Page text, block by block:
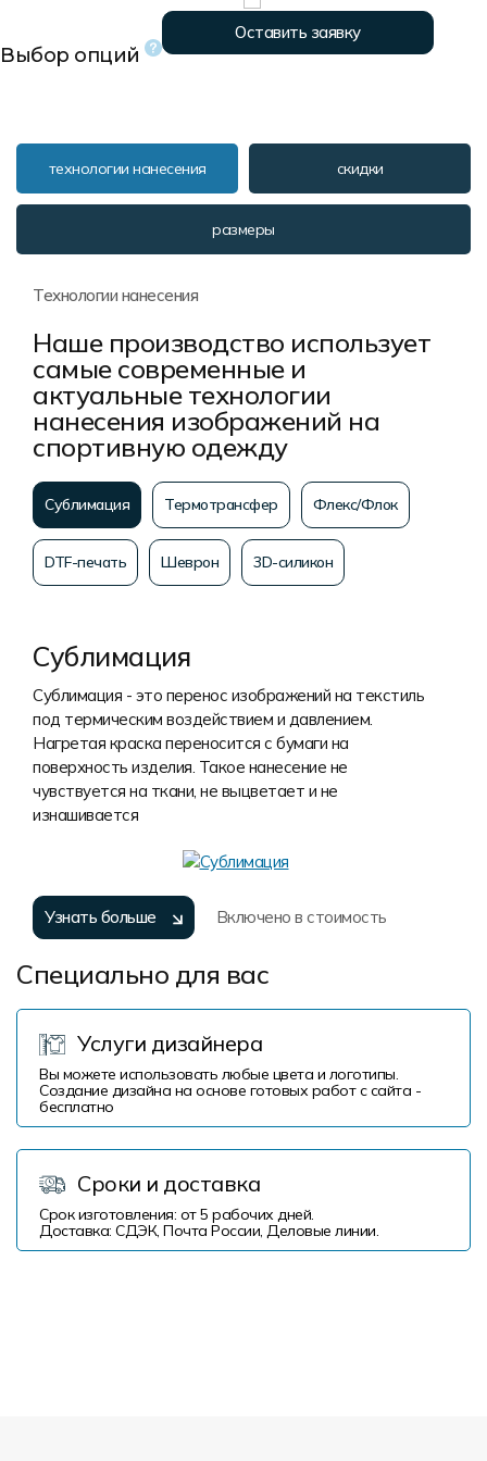
Выбор опций
Оставить заявку
технологии нанесения скидки
размеры
Технологии нанесения
Наше производство использует
самые современные и
актуальные технологии
нанесения изображений на
спортивную одежду
Сублимация Термотрансфер Флекс/Флок
DTF-печать Шеврон 3D-силикон
Сублимация
Сублимация - это перенос изображений на текстиль
под термическим воздействием и давлением.
Нагретая краска переносится с бумаги на
поверхность изделия. Такое нанесение не
чувствуется на ткани, не выцветает и не
изнашивается
Узнать больше Включено в стоимость
Специально для вас
Услуги дизайнера
Вы можете использовать любые цвета и логотипы.
Создание дизайна на основе готовых работ с сайта -
бесплатно
Сроки и доставка
Срок изготовления: от 5 рабочих дней.
Доставка: СДЭК, Почта России, Деловые линии.
Форма в наличии
Распродажа
Реквизиты
Система скидок и наценок
Пользовательское соглашение